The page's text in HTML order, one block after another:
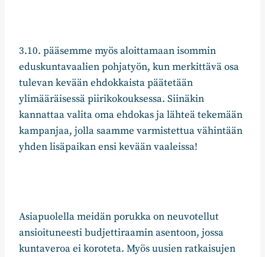
3.10. pääsemme myös aloittamaan isommin
eduskuntavaalien pohjatyön, kun merkittävä osa
tulevan kevään ehdokkaista päätetään
ylimääräisessä piirikokouksessa. Siinäkin
kannattaa valita oma ehdokas ja lähteä tekemään
kampanjaa, jolla saamme varmistettua vähintään
yhden lisäpaikan ensi kevään vaaleissa!
Asiapuolella meidän porukka on neuvotellut
ansioituneesti budjettiraamin asentoon, jossa
kuntaveroa ei koroteta. Myös uusien ratkaisujen